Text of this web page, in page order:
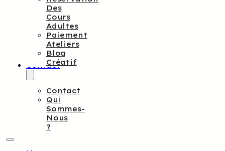
Des
Cours
Adultes
Paiement
Ateliers
Blog
Créatif
Contact
Contact
Qui
Sommes-
Nous
?